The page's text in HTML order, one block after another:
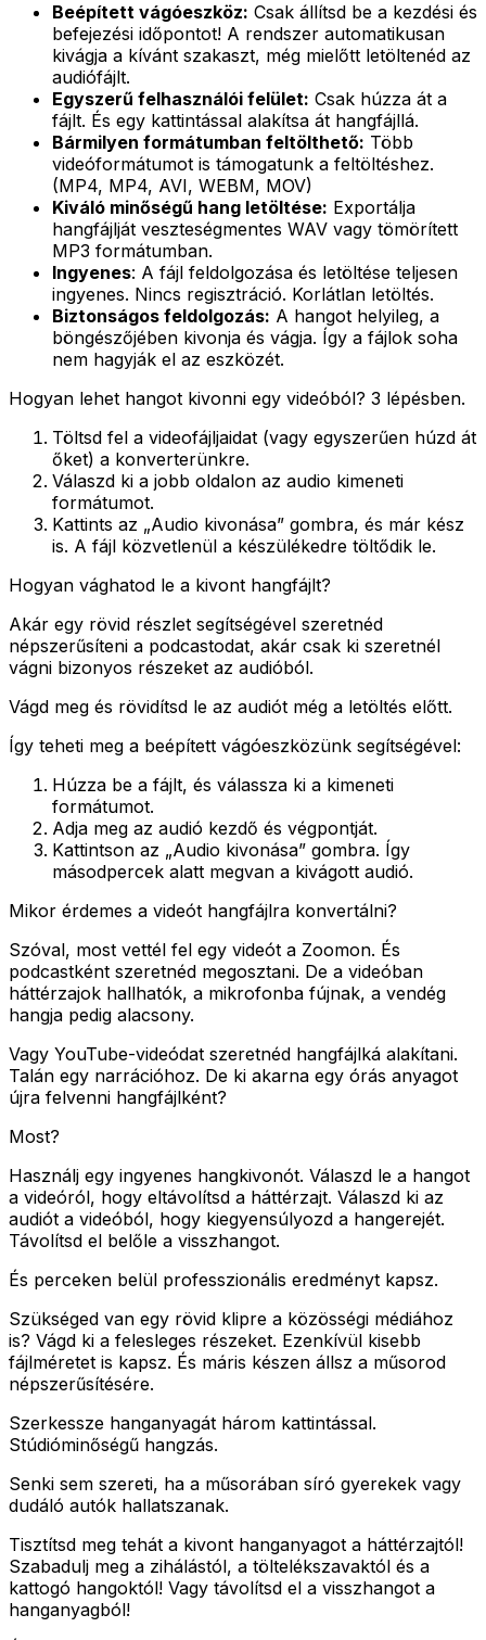
Beépített vágóeszköz: Csak állítsd be a kezdési és
befejezési időpontot! A rendszer automatikusan
kivágja a kívánt szakaszt, még mielőtt letöltenéd az
audiófájlt.
Egyszerű felhasználói felület: Csak húzza át a
fájlt. És egy kattintással alakítsa át hangfájllá.
Bármilyen formátumban feltölthető: Több
videóformátumot is támogatunk a feltöltéshez.
(MP4, MP4, AVI, WEBM, MOV)
Kiváló minőségű hang letöltése: Exportálja
hangfájlját veszteségmentes WAV vagy tömörített
MP3 formátumban.
Ingyenes: A fájl feldolgozása és letöltése teljesen
ingyenes. Nincs regisztráció. Korlátlan letöltés.
Biztonságos feldolgozás: A hangot helyileg, a
böngészőjében kivonja és vágja. Így a fájlok soha
nem hagyják el az eszközét.
Hogyan lehet hangot kivonni egy videóból? 3 lépésben.
Töltsd fel a videofájljaidat (vagy egyszerűen húzd át
őket) a konverterünkre.
Válaszd ki a jobb oldalon az audio kimeneti
formátumot.
Kattints az „Audio kivonása” gombra, és már kész
is. A fájl közvetlenül a készülékedre töltődik le.
Hogyan vághatod le a kivont hangfájlt?
Akár egy rövid részlet segítségével szeretnéd
népszerűsíteni a podcastodat, akár csak ki szeretnél
vágni bizonyos részeket az audióból.
Vágd meg és rövidítsd le az audiót még a letöltés előtt.
Így teheti meg a beépített vágóeszközünk segítségével:
Húzza be a fájlt, és válassza ki a kimeneti
formátumot.
Adja meg az audió kezdő és végpontját.
Kattintson az „Audio kivonása” gombra. Így
másodpercek alatt megvan a kivágott audió.
Mikor érdemes a videót hangfájlra konvertálni?
Szóval, most vettél fel egy videót a Zoomon. És
podcastként szeretnéd megosztani. De a videóban
háttérzajok hallhatók, a mikrofonba fújnak, a vendég
hangja pedig alacsony.
Vagy YouTube-videódat szeretnéd hangfájlká alakítani.
Talán egy narrációhoz. De ki akarna egy órás anyagot
újra felvenni hangfájlként?
Most?
Használj egy ingyenes hangkivonót. Válaszd le a hangot
a videóról, hogy eltávolítsd a háttérzajt. Válaszd ki az
audiót a videóból, hogy kiegyensúlyozd a hangerejét.
Távolítsd el belőle a visszhangot.
És perceken belül professzionális eredményt kapsz.
Szükséged van egy rövid klipre a közösségi médiához
is? Vágd ki a felesleges részeket. Ezenkívül kisebb
fájlméretet is kapsz. És máris készen állsz a műsorod
népszerűsítésére.
Szerkessze hanganyagát három kattintással.
Stúdióminőségű hangzás.
Senki sem szereti, ha a műsorában síró gyerekek vagy
dudáló autók hallatszanak.
Tisztítsd meg tehát a kivont hanganyagot a háttérzajtól!
Szabadulj meg a zihálástól, a töltelékszavaktól és a
kattogó hangoktól! Vagy távolítsd el a visszhangot a
hanganyagból!